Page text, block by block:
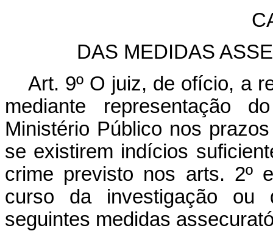
DAS MEDIDAS
Art. 9º O juiz, de ofício, a
mediante representação
Ministério Público nos
se existirem indícios
crime previsto nos arts. 2º
curso da investigação
seguintes medidas